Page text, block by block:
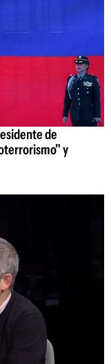
de
y